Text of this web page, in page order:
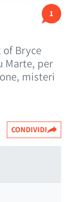
1
of Bryce
Marte, per
misteri
CONDIVIDI